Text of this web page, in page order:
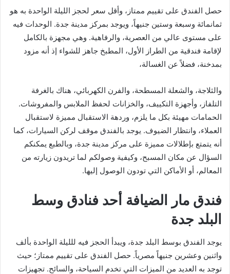
حصل الفندق على تقييم ممتاز، وأقل سعر لحجز الليلة الواحدة به هو
ثمانمائة وسبعة وستين جنيهاً، ويوجد بمركز مدينة جدة. الوحدات فيه
على مستوى عالي من العصرية، والرفاهية. وهي مجهزة بالكامل
لإقامة فندقية من الطراز الأول، المطبخ جاهز للشواء إذ أنه مزود
بمدخنة، فضلاً عن الغسالة،
والثلاجة، والشعلة المسطحة، والفرن الكهربائي، هناك بالغرفة
التلفاز، وأجهزة التكييف، والخزانات لحفظ الملابس والمفروشات.
الحمامات مهيئة بكل ما يلزم، وردهة الاستقبال مميزة لاستقبال
العملاء، وانتظار الضيوف. يوجد بالفندق موقف لركن السيارات، كما
أنه يتمتع بإطلالات مميزة على مركز مدينة جدة، وبالطبع يمكنكم
السؤال عن مكان المسبح، وكيفية وصولكم لما تريدون زيارته من
المعالم، أو الأماكن التي تودون الوصول إليها.
فندق مار الضيافة أحد فنادق وسط
البلد جدة
يوجد الفندق بوسط البلد جدة، ويبدأ الحجز فيه للليلة الواحدة بألف
واثنين وعشرين جنيهاً مصرياً. حصل الفندق على تقييم ممتاز؛ حيث
توجد به العديد من الميزات التي تخدم السياحة، والسائح. تجهيزات